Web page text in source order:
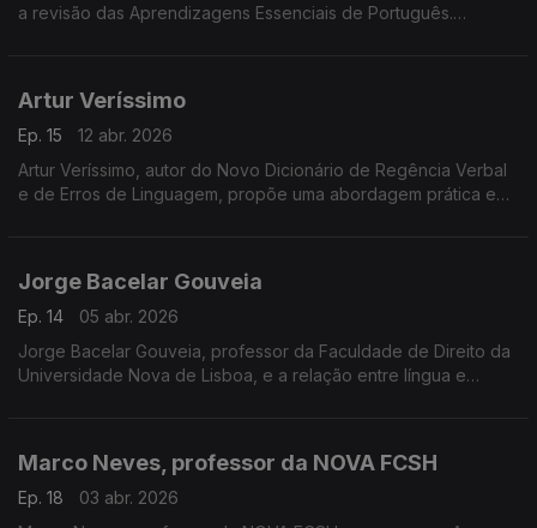
a revisão das Aprendizagens Essenciais de Português.
Artur Veríssimo
Ep. 15
12 abr. 2026
Artur Veríssimo, autor do Novo Dicionário de Regência Verbal
e de Erros de Linguagem, propõe uma abordagem prática e
Jorge Bacelar Gouveia
Ep. 14
05 abr. 2026
Jorge Bacelar Gouveia, professor da Faculdade de Direito da
Universidade Nova de Lisboa, e a relação entre língua e
Marco Neves, professor da NOVA FCSH
Ep. 18
03 abr. 2026